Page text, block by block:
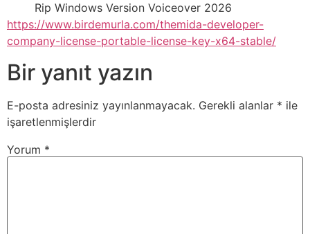
Rip Windows Version Voiceover 2026
https://www.birdemurla.com/themida-developer-
company-license-portable-license-key-x64-stable/
Bir yanıt yazın
E-posta adresiniz yayınlanmayacak. Gerekli alanlar * ile
işaretlenmişlerdir
Yorum *